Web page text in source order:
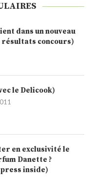
dans un nouveau
concours)
le Delicook)
en exclusivité le
Danette ?
inside)